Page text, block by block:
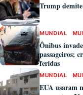
Trump
MUNDIAL
Ônibus
passageiros;
feridas
MUNDIAL
EUA usaram